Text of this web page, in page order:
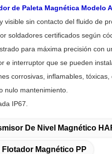
de Paleta Magnética Modelo
visible sin contacto del fluido de
soldadores certificados según
para máxima precisión con
e interruptor que se pueden
corrosivas, inflamables,
nulo mantenimiento.
IP67.
De Nivel Magnético
Flotador Magnético PP